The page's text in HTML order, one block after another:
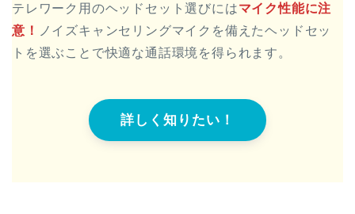
テレワーク用のヘッドセット選びにはマイク性能に注
意！
ノイズキャンセリングマイクを備えたヘッドセッ
トを選ぶことで快適な通話環境を得られます。
詳しく知りたい！